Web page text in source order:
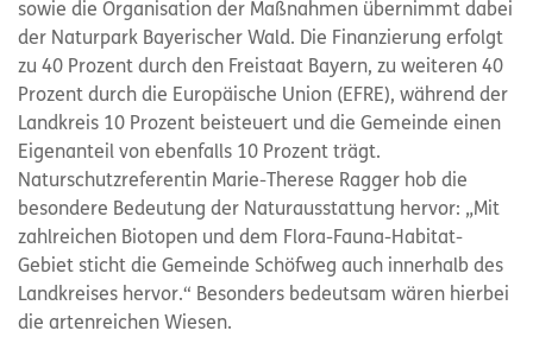
sowie die Organisation der Maßnahmen übernimmt dabei
der Naturpark Bayerischer Wald. Die Finanzierung erfolgt
zu 40 Prozent durch den Freistaat Bayern, zu weiteren 40
Prozent durch die Europäische Union (EFRE), während der
Landkreis 10 Prozent beisteuert und die Gemeinde einen
Eigenanteil von ebenfalls 10 Prozent trägt.
Naturschutzreferentin Marie-Therese Ragger hob die
besondere Bedeutung der Naturausstattung hervor: „Mit
zahlreichen Biotopen und dem Flora-Fauna-Habitat-
Gebiet sticht die Gemeinde Schöfweg auch innerhalb des
Landkreises hervor.“ Besonders bedeutsam wären hierbei
die artenreichen Wiesen.